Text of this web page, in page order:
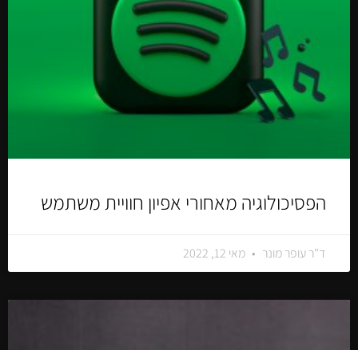
הפסיכולוגיה מאחורי אפיון חוויית משתמש
ד"ר עופר מונר מאי 12, 2022